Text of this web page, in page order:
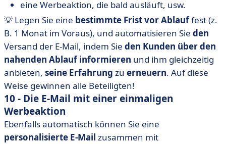
eine Werbeaktion, die bald ausläuft, usw.
💡 Legen Sie eine bestimmte Frist vor Ablauffest (z.
B. 1 Monat im Voraus), und automatisieren Sie den
Versand der E-Mail, indem Sie den Kunden über den
nahenden Ablauf informieren und ihm gleichzeitig
anbieten, seine Erfahrung zu erneuern. Auf diese
Weise gewinnen alle Beteiligten!
10 - Die E-Mail mit einer einmaligen
Werbeaktion
Ebenfalls automatisch können Sie eine
personalisierte E-Mail zusammen mit